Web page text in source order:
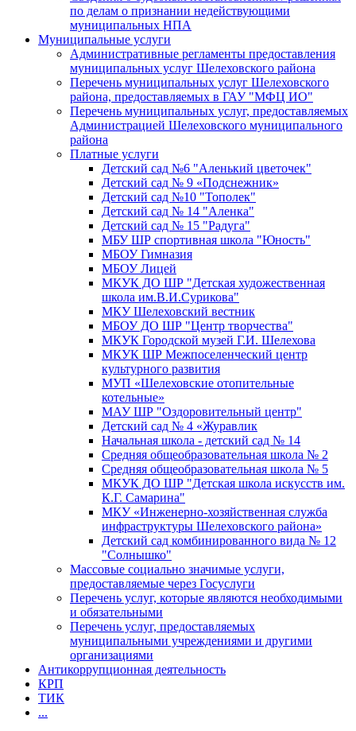
по делам о признании недействующими
муниципальных НПА
Муниципальные услуги
Административные регламенты предоставления
муниципальных услуг Шелеховского района
Перечень муниципальных услуг Шелеховского
района, предоставляемых в ГАУ "МФЦ ИО"
Перечень муниципальных услуг, предоставляемых
Администрацией Шелеховского муниципального
района
Платные услуги
Детский сад №6 "Аленький цветочек"
Детский сад № 9 «Подснежник»
Детский сад №10 "Тополек"
Детский сад № 14 "Аленка"
Детский сад № 15 "Радуга"
МБУ ШР спортивная школа "Юность"
МБОУ Гимназия
МБОУ Лицей
МКУК ДО ШР "Детская художественная
школа им.В.И.Сурикова"
МКУ Шелеховский вестник
МБОУ ДО ШР "Центр творчества"
МКУК Городской музей Г.И. Шелехова
МКУК ШР Межпоселенческий центр
культурного развития
МУП «Шелеховские отопительные
котельные»
МАУ ШР "Оздоровительный центр"
Детский сад № 4 «Журавлик
Начальная школа - детский сад № 14
Средняя общеобразовательная школа № 2
Средняя общеобразовательная школа № 5
МКУК ДО ШР "Детская школа искусств им.
К.Г. Самарина"
МКУ «Инженерно-хозяйственная служба
инфраструктуры Шелеховского района»
Детский сад комбинированного вида № 12
"Солнышко"
Массовые социально значимые услуги,
предоставляемые через Госуслуги
Перечень услуг, которые являются необходимыми
и обязательными
Перечень услуг, предоставляемых
муниципальными учреждениями и другими
организациями
Антикоррупционная деятельность
КРП
ТИК
...